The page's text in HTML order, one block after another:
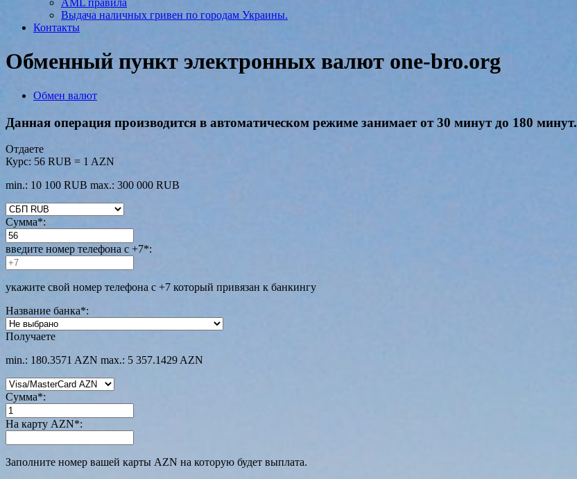
AML правила
Выдача наличных гривен по городам Украины.
Контакты
Обменный пункт электронных валют one-bro.org
Обмен валют
Данная операция производится в автоматическом режиме занимает от 30 минут до 180 минут.
Отдаете
Курс: 56 RUB = 1 AZN
min.: 10 100 RUB max.: 300 000 RUB
Сумма*:
введите номер телефона с +7*:
укажите свой номер телефона с +7 который привязан к банкингу
Название банка*:
Получаете
min.: 180.3571 AZN max.: 5 357.1429 AZN
Сумма*:
На карту AZN*:
Заполните номер вашей карты AZN на которую будет выплата.